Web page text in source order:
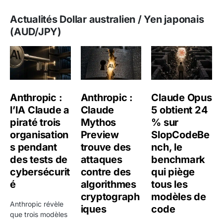
variation du jour à une logique macro plus large,
plutôt que d'observer le prix comme un chiffre
abstrait sans contexte.
Comment évolue Dollar australien / Yen
japonais sur les différents horizons ?
La variation sur 24 heures de Dollar australien / Yen
japonais ressort à 0,02%. Comme pour les autres
classes d'actifs, cette donnée a de la valeur
seulement lorsqu'elle est replacée dans une
trajectoire plus large. C'est d'autant plus vrai sur le
forex, où le bruit de court terme peut être élevé,
notamment autour des annonces de banques
centrales, des statistiques d'emploi, d'inflation ou des
chiffres de croissance.
Actualités Dollar australien / Yen japonais
(AUD/JPY)
Anthropic :
l’IA Claude a
piraté trois
organisation
s pendant
des tests de
cybersécurit
é
Anthropic révèle
que trois modèles
Anthropic :
Claude
Mythos
Preview
trouve des
attaques
contre des
algorithmes
cryptograph
iques
Claude Opus
5 obtient 24
% sur
SlopCodeBe
nch, le
benchmark
qui piège
tous les
modèles de
code